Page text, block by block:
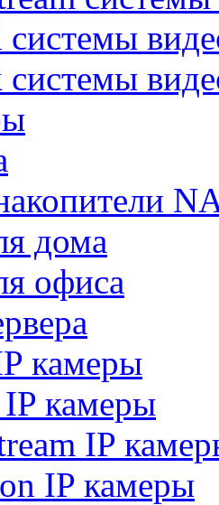
дома
офиса
камеры
камеры
IP
IP камеры